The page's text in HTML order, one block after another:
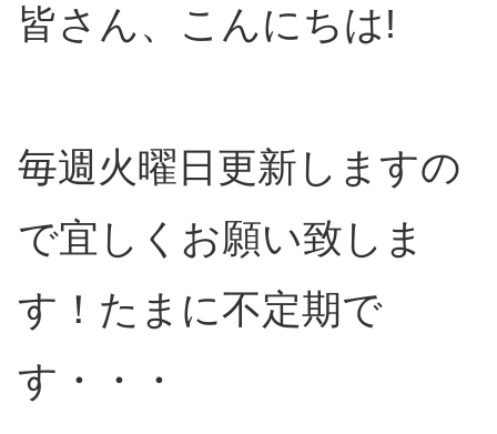
皆さん、こんにちは!
毎週火曜日更新しますの
で宜しくお願い致しま
す！たまに不定期で
す・・・